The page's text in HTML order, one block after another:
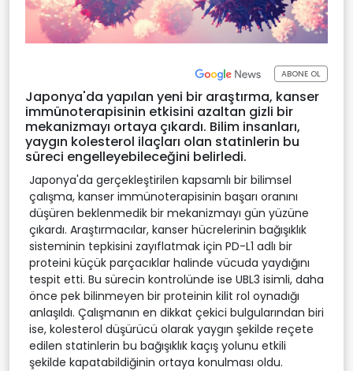
ABONE OL
Japonya'da yapılan yeni bir araştırma, kanser
immünoterapisinin etkisini azaltan gizli bir
mekanizmayı ortaya çıkardı. Bilim insanları,
yaygın kolesterol ilaçları olan statinlerin bu
süreci engelleyebileceğini belirledi.
Japonya'da gerçekleştirilen kapsamlı bir bilimsel
çalışma, kanser immünoterapisinin başarı oranını
düşüren beklenmedik bir mekanizmayı gün yüzüne
çıkardı. Araştırmacılar, kanser hücrelerinin bağışıklık
sisteminin tepkisini zayıflatmak için PD-L1 adlı bir
proteini küçük parçacıklar halinde vücuda yaydığını
tespit etti. Bu sürecin kontrolünde ise UBL3 isimli, daha
önce pek bilinmeyen bir proteinin kilit rol oynadığı
anlaşıldı. Çalışmanın en dikkat çekici bulgularından biri
ise, kolesterol düşürücü olarak yaygın şekilde reçete
edilen statinlerin bu bağışıklık kaçış yolunu etkili
şekilde kapatabildiğinin ortaya konulması oldu.